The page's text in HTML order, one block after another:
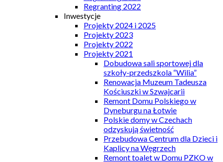
Regranting 2022
Inwestycje
Projekty 2024 i 2025
Projekty 2023
Projekty 2022
Projekty 2021
Dobudowa sali sportowej dla
szkoły-przedszkola “Wilia”
Renowacja Muzeum Tadeusza
Kościuszki w Szwajcarii
Remont Domu Polskiego w
Dyneburgu na Łotwie
Polskie domy w Czechach
odzyskują świetność
Przebudowa Centrum dla Dzieci i
Kaplicy na Węgrzech
Remont toalet w Domu PZKO w